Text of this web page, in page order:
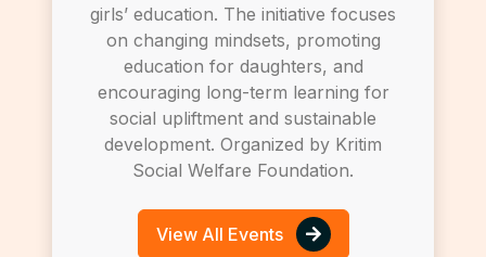
girls’ education. The initiative focuses
on changing mindsets, promoting
education for daughters, and
encouraging long-term learning for
social upliftment and sustainable
development. Organized by Kritim
Social Welfare Foundation.
View All Events